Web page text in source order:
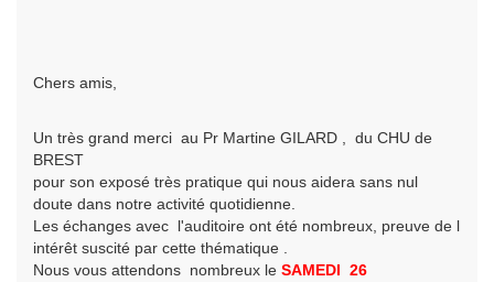
Chers amis,
Un très grand merci au Pr Martine GILARD , du CHU de
BREST
pour son exposé très pratique qui nous aidera sans nul
doute dans notre activité quotidienne.
Les échanges avec l'auditoire ont été nombreux, preuve de l
intérêt suscité par cette thématique .
Nous vous attendons nombreux le SAMEDI 26